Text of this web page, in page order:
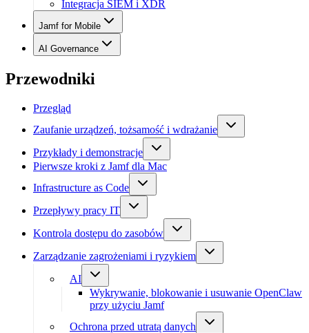
Integracja SIEM i XDR
Jamf for Mobile
AI Governance
Przewodniki
Przegląd
Zaufanie urządzeń, tożsamość i wdrażanie
Przykłady i demonstracje
Pierwsze kroki z Jamf dla Mac
Infrastructure as Code
Przepływy pracy IT
Kontrola dostępu do zasobów
Zarządzanie zagrożeniami i ryzykiem
AI
Wykrywanie, blokowanie i usuwanie OpenClaw
przy użyciu Jamf
Ochrona przed utratą danych